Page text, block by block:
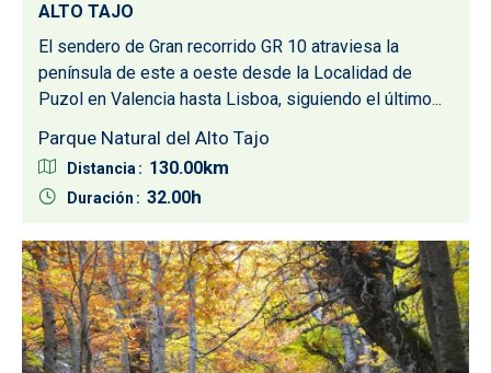
ALTO TAJO
El sendero de Gran recorrido GR 10 atraviesa la
península de este a oeste desde la Localidad de
Puzol en Valencia hasta Lisboa, siguiendo el último...
Parque Natural del Alto Tajo
Distancia 130.00
Duración 32.00